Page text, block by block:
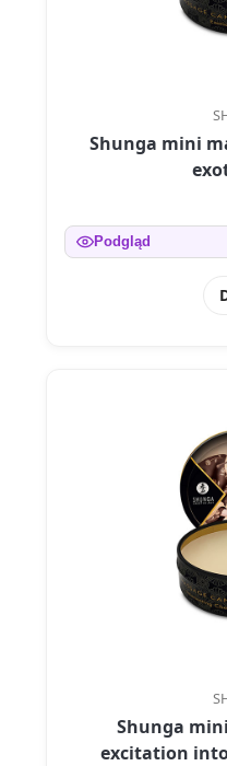
Shunga mini
Podgląd
Shunga
excitation